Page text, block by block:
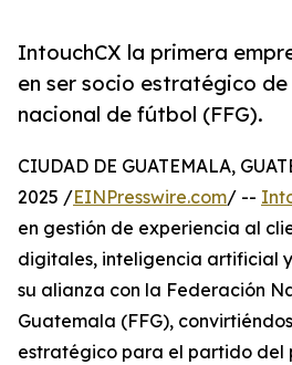
IntouchCX la primera
en ser socio estratégico de
nacional de fútbol (FFG).
CIUDAD DE GUATEMALA,
2025 /EINPresswire.com/ --
en gestión de experiencia al
digitales, inteligencia artificial
su alianza con la Federación
Guatemala (FFG),
estratégico para el partido del